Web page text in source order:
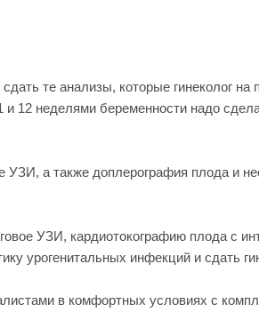
те анализы, которые гинеколог на
12 неделями беременности надо
УЗИ, а также доплерография плода и
УЗИ, кардиотокографию плода с
урогенитальных инфекций и сдать
в комфортных условиях с